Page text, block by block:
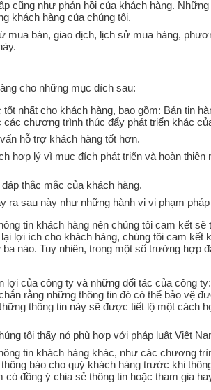
cũng như phản hồi của khách hàng.
khách hàng của chúng tôi.
mua bán, giao dịch, lịch sử mua hàng,
cho những mục đích sau:
nhất cho khách hàng, bao gồm: Bản tin
chương trình thúc đẩy phát triển khác
hỗ trợ khách hàng tốt hơn.
hợp lý vì mục đích phát triển và hoàn thiện
thắc mắc của khách hàng.
ra sau này như những hành vi vi phạm pháp
tin khách hàng nên chúng tôi cam kết
lợi ích cho khách hàng, chúng tôi cam kết
nào. Tuy nhiên, trong một số trường hợp
của công ty và những đối tác của công
rằng những thông tin đó có thể bảo vệ
thông tin này sẽ được tiết lộ một cách
tôi thấy nó phù hợp với pháp luật Việt
tin khách hàng khác, như các chương
báo cho quý khách hàng trước khi
đồng ý chia sẻ thông tin hoặc tham gia